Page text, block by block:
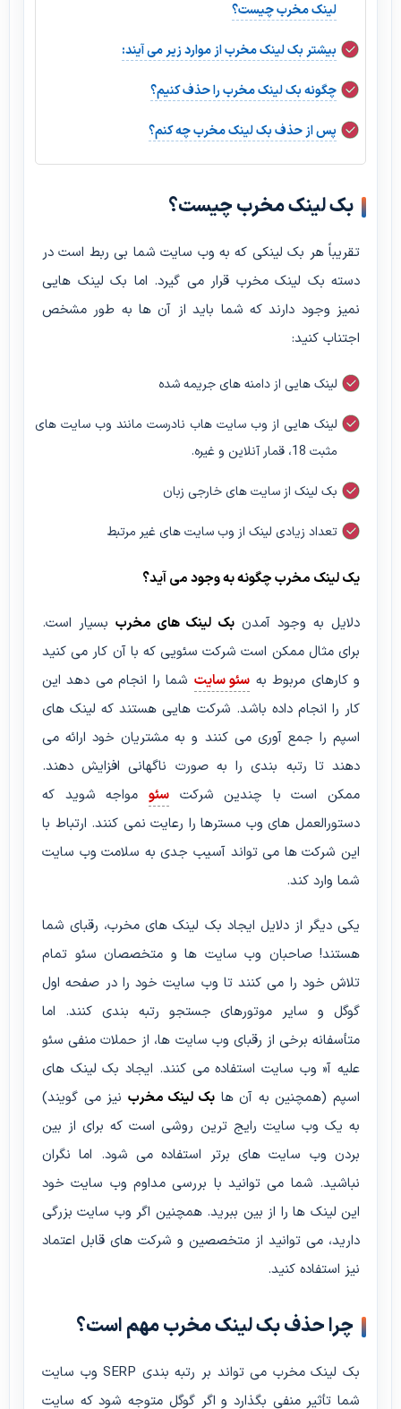
لینک مخرب چیست؟
بیشتر بک لینک مخرب از موارد زیر می آیند:
چگونه بک لینک مخرب را حذف کنیم؟
پس از حذف بک لینک مخرب چه کنم؟
بک لینک مخرب چیست؟
تقریباً هر بک لینکی که به وب سایت شما بی ربط است در
دسته بک لینک مخرب قرار می گیرد. اما بک لینک هایی
نمیز وجود دارند که شما باید از آن ها به طور مشخص
اجتناب کنید:
لینک هایی از دامنه های جریمه شده
لینک هایی از وب سایت هاب نادرست مانند وب سایت های
مثبت 18، قمار آنلاین و غیره.
بک لینک از سایت های خارجی زبان
تعداد زیادی لینک از وب سایت های غیر مرتبط
یک لینک مخرب چگونه به وجود می آید؟
دلایل به وجود آمدنبک لینک های مخرببسیار است.
برای مثال ممکن است شرکت سئویی که با آن کار می کنید
و کارهای مربوط به سئو سایت شما را انجام می دهد این
کار را انجام داده باشد. شرکت هایی هستند که لینک های
اسپم را جمع آوری می کنند و به مشتریان خود ارائه می
دهند تا رتبه بندی را به صورت ناگهانی افزایش دهند.
ممکن است با چندین شرکتسئو مواجه شوید که
دستورالعمل های وب مسترها را رعایت نمی کنند. ارتباط با
این شرکت ها می تواند آسیب جدی به سلامت وب سایت
شما وارد کند.
یکی دیگر از دلایل ایجاد بک لینک های مخرب، رقبای شما
هستند! صاحبان وب سایت ها و متخصصان سئو تمام
تلاش خود را می کنند تا وب سایت خود را در صفحه اول
گوگل و سایر موتورهای جستجو رتبه بندی کنند. اما
متأسفانه برخی از رقبای وب سایت ها، از حملات منفی سئو
علیه آ« وب سایت استفاده می کنند. ایجاد بک لینک های
اسپم (همچنین به آن ها بک لینک مخرب نیز می گویند)
به یک وب سایت رایج ترین روشی است که برای از بین
بردن وب سایت های برتر استفاده می شود. اما نگران
نباشید. شما می توانید با بررسی مداوم وب سایت خود
این لینک ها را از بین ببرید. همچنین اگر وب سایت بزرگی
دارید، می توانید از متخصصین و شرکت های قابل اعتماد
نیز استفاده کنید.
چرا حذف بک لینک مخرب مهم است؟
بک لینک مخرب می تواند بر رتبه بندی SERP وب سایت
شما تأثیر منفی بگذارد و اگر گوگل متوجه شود که سایت